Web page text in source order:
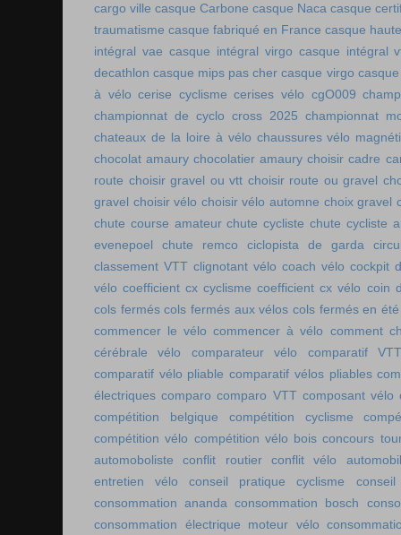
cargo ville casque Carbone casque Naca casque
traumatisme casque fabriqué en France casque
intégral vae casque intégral virgo casque intégral
decathlon casque mips pas cher casque virgo
à vélo cerise cyclisme cerises vélo cgO009
championnat de cyclo cross 2025 championnat
chateaux de la loire à vélo chaussures vélo
chocolat amaury chocolatier amaury choisir cadre
route choisir gravel ou vtt choisir route ou gravel
gravel choisir vélo choisir vélo automne choix gravel
chute course amateur chute cycliste chute cycliste
evenepoel
chute remco ciclopista de garda
classement VTT clignotant vélo coach vélo cockpit
vélo coefficient cx cyclisme coefficient cx vélo coin
cols fermés cols fermés aux vélos cols fermés en été
commencer le vélo commencer à vélo comment
cérébrale vélo
comparateur vélo
comparatif
comparatif vélo pliable comparatif vélos pliables
électriques comparo comparo VTT composant vélo
compétition belgique
compétition cyclisme
compétition vélo compétition vélo bois concours
automoboliste
conflit routier
conflit vélo
entretien vélo
conseil pratique cyclisme
consommation ananda consommation bosch
consommation électrique moteur vélo